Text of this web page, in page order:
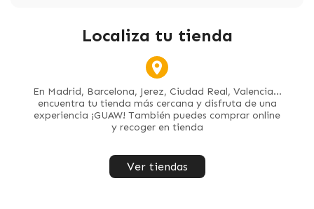
Localiza tu tienda
En Madrid, Barcelona, Jerez, Ciudad Real, Valencia...
encuentra tu tienda más cercana y disfruta de una
experiencia ¡GUAW! También puedes comprar online
y recoger en tienda
Ver tiendas